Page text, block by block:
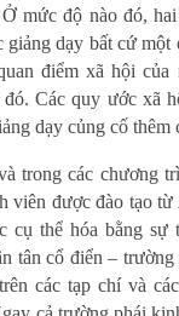
mức độ nào đó,
dạy bất cứ một
điểm xã hội của
đó. Các quy ước xã
dạy củng cố
trong các chương
viên được đào tạo
cụ thể hóa bằng sự
tân cổ điển –
các tạp chí và